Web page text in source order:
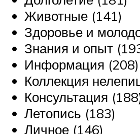
Животные (141)
Здоровье и
Знания и опыт
Информация (208)
Коллекция
Консультация
Летопись (183)
Личное (146)